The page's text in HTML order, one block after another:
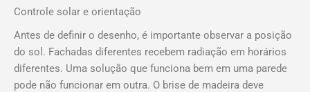
Controle solar e orientação
Antes de definir o desenho, é importante observar a posição
do sol. Fachadas diferentes recebem radiação em horários
diferentes. Uma solução que funciona bem em uma parede
pode não funcionar em outra. O brise de madeira deve